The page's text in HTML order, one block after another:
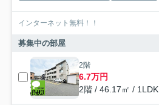
インターネット無料！！
募集中の部屋
2階
6.7万円
2階 / 46.17㎡ / 1LDK